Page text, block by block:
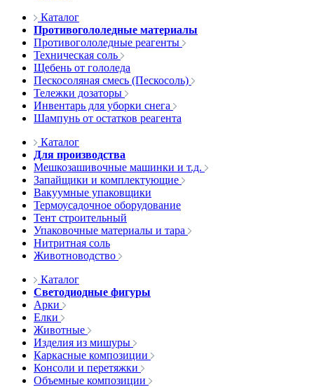
Каталог
Противогололедные материалы
Противогололедные реагенты
Техническая соль
Щебень от гололеда
Пескосоляная смесь (Пескосоль)
Тележки дозаторы
Инвентарь для уборки снега
Шампунь от остатков реагента
Каталог
Для производства
Мешкозашивочные машинки и т.д.
Запайщики и комплектующие
Вакуумные упаковщики
Термоусадочное оборудование
Тент строительный
Упаковочные материалы и тара
Нитритная соль
Животноводство
Каталог
Светодиодные фигуры
Арки
Елки
Животные
Изделия из мишуры
Каркасные композиции
Консоли и перетяжки
Объемные композиции